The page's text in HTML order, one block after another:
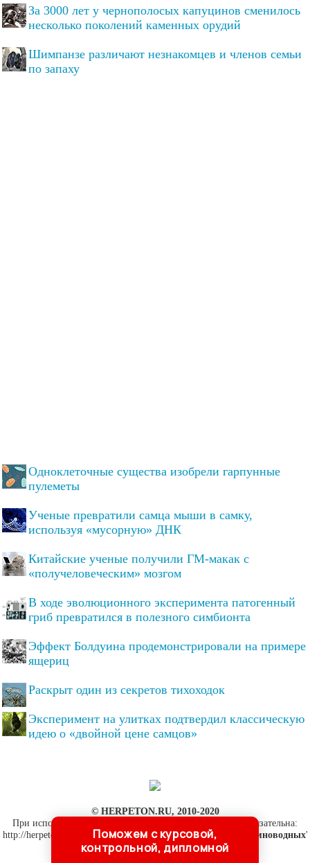
За 3000 лет у чернополосых капуцинов сменилось
несколько поколений каменных орудий
Шимпанзе различают незнакомцев и членов семьи
по запаху
Одноклеточные существа изобрели гарпунные
пулеметы
Ученые превратили самца мыши в самку,
используя «мусорную» ДНК
Китайские ученые получили ГМ-макак с
«получеловеческим» мозгом
В ходе эволюционного эксперимента патогенный
гриб превратился в полезного симбионта
Эффект Болдуина продемонстрировали на примере
ящериц
Раскрыт один из секретов тихоходок
Эксперимент на улитках подтвердил классическую
идею о «двойной цене самцов»
© HERPETON.RU, 2010-2020
При использовании материалов сайта активная ссылка обязательна:
http://herpeton.ru/ '
Герпетология - о пресмыкающихся и земноводных'
Поможем с курсовой,
контрольной, дипломной